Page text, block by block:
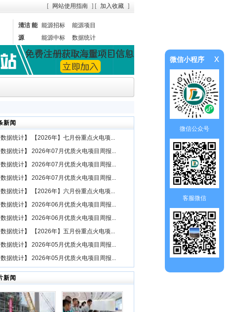
[ 网站使用指南 ] [ 加入收藏 ]
清洁 能
源
能源招标
能源项目
能源中标
数据统计
新闻
数据统计】
【2026年】七月份重点火电项...
数据统计】 2026年07月优质火电项目周报...
数据统计】 2026年07月优质火电项目周报...
数据统计】 2026年07月优质火电项目周报...
数据统计】
【2026年】六月份重点火电项...
数据统计】 2026年06月优质火电项目周报...
数据统计】 2026年06月优质火电项目周报...
数据统计】
【2026年】五月份重点火电项...
数据统计】 2026年05月优质火电项目周报...
数据统计】 2026年05月优质火电项目周报...
新闻
微信小程序 x
微信公众号
客服微信